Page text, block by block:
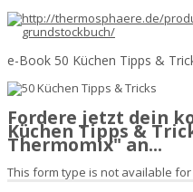
e-Book 50 Küchen Tipps &
Fordere jetzt dein
Küchen Tipps &
Thermomix" an...
This form type is not available